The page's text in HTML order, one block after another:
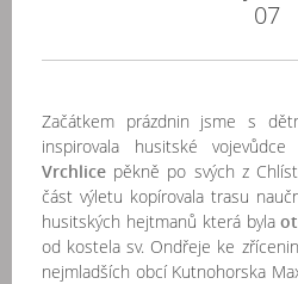
07
Začátkem prázdnin jsme s
inspirovala husitské
Vrchlice pěkně po svých z
část výletu kopírovala trasu
husitských hejtmanů která byla
od kostela sv. Ondřeje ke
nejmladších obcí Kutnohorska